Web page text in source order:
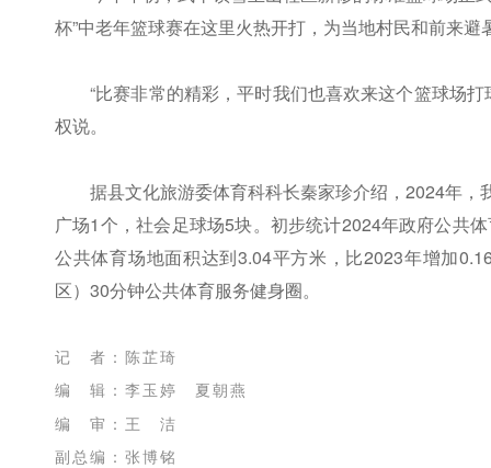
杯”中老年篮球赛在这里火热开打，为当地村民和前来
“比赛非常的精彩，平时我们也喜欢来这个篮球场
权说。
据县文化旅游委体育科科长秦家珍介绍，2024年
广场1个，社会足球场5块。初步统计2024年政府公共
公共体育场地面积达到3.04平方米，比2023年增加
区）30分钟公共体育服务健身圈。
记 者：陈芷琦
编 辑：李玉婷 夏朝燕
编 审：王 洁
副总编：张博铭